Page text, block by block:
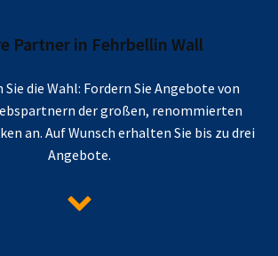
Partner in Fehrbellin Wall
Sie die Wahl: Fordern Sie Angebote von
der großen, renommierten
an. Auf Wunsch erhalten Sie bis zu drei
Angebote.